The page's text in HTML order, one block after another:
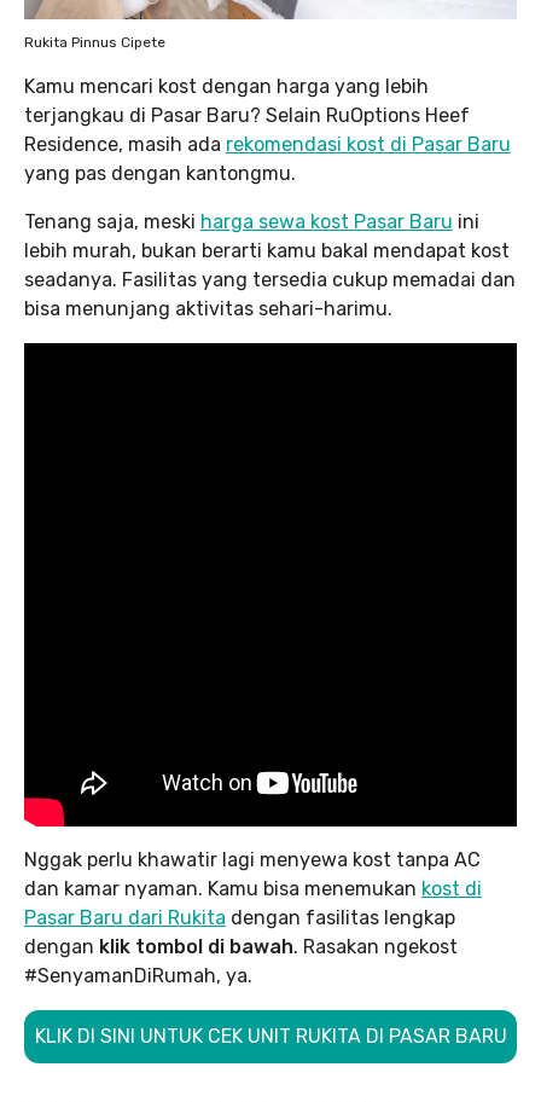
Rukita Pinnus Cipete
Kamu mencari kost dengan harga yang lebih
terjangkau di Pasar Baru? Selain RuOptions Heef
Residence, masih ada rekomendasi kost di Pasar Baru
yang pas dengan kantongmu.
Tenang saja, meski harga sewa kost Pasar Baru ini
lebih murah, bukan berarti kamu bakal mendapat kost
seadanya. Fasilitas yang tersedia cukup memadai dan
bisa menunjang aktivitas sehari-harimu.
Nggak perlu khawatir lagi menyewa kost tanpa AC
dan kamar nyaman. Kamu bisa menemukan kost di
Pasar Baru dari Rukita dengan fasilitas lengkap
dengan klik tombol di bawah. Rasakan ngekost
#SenyamanDiRumah, ya.
KLIK DI SINI UNTUK CEK UNIT RUKITA DI PASAR BARU